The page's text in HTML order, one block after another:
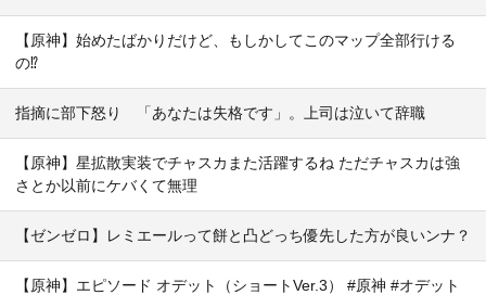
【原神】始めたばかりだけど、もしかしてこのマップ全部行ける
の⁉
指摘に部下怒り 「あなたは失格です」。上司は泣いて辞職
【原神】星拡散実装でチャスカまた活躍するね ただチャスカは強
さとか以前にケバくて無理
【ゼンゼロ】レミエールって餅と凸どっち優先した方が良いンナ？
【原神】エピソード オデット（ショートVer.3） #原神 #オデット